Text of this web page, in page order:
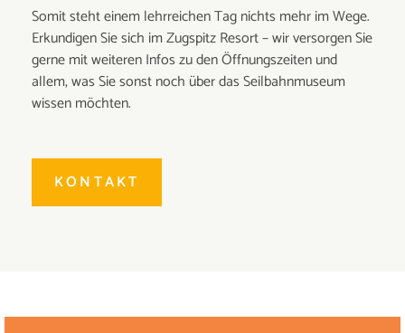
Somit steht einem lehrreichen Tag nichts mehr im Wege.
Erkundigen Sie sich im Zugspitz Resort – wir versorgen Sie
gerne mit weiteren Infos zu den Öffnungszeiten und
allem, was Sie sonst noch über das Seilbahnmuseum
wissen möchten.
KONTAKT